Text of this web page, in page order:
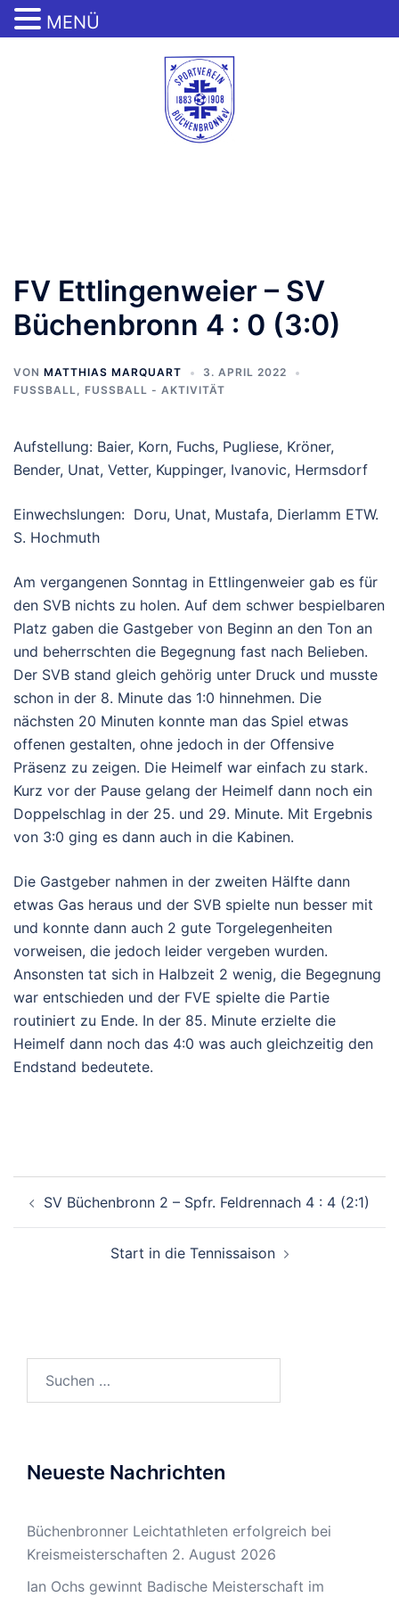
FV Ettlingenweier – SV
Büchenbronn 4 : 0 (3:0)
VON MATTHIAS MARQUART
3. APRIL 2022
FUSSBALL
, FUSSBALL - AKTIVITÄT
Aufstellung: Baier, Korn, Fuchs, Pugliese, Kröner,
Bender, Unat, Vetter, Kuppinger, Ivanovic, Hermsdorf
Einwechslungen: Doru, Unat, Mustafa, Dierlamm ETW.
S. Hochmuth
Am vergangenen Sonntag in Ettlingenweier gab es für
den SVB nichts zu holen. Auf dem schwer bespielbaren
Platz gaben die Gastgeber von Beginn an den Ton an
und beherrschten die Begegnung fast nach Belieben.
Der SVB stand gleich gehörig unter Druck und musste
schon in der 8. Minute das 1:0 hinnehmen. Die
nächsten 20 Minuten konnte man das Spiel etwas
offenen gestalten, ohne jedoch in der Offensive
Präsenz zu zeigen. Die Heimelf war einfach zu stark.
Kurz vor der Pause gelang der Heimelf dann noch ein
Doppelschlag in der 25. und 29. Minute. Mit Ergebnis
von 3:0 ging es dann auch in die Kabinen.
Die Gastgeber nahmen in der zweiten Hälfte dann
etwas Gas heraus und der SVB spielte nun besser mit
und konnte dann auch 2 gute Torgelegenheiten
vorweisen, die jedoch leider vergeben wurden.
Ansonsten tat sich in Halbzeit 2 wenig, die Begegnung
war entschieden und der FVE spielte die Partie
routiniert zu Ende. In der 85. Minute erzielte die
Heimelf dann noch das 4:0 was auch gleichzeitig den
Endstand bedeutete.
SV Büchenbronn 2 – Spfr. Feldrennach 4 : 4 (2:1)
Start in die Tennissaison
Neueste Nachrichten
Büchenbronner Leichtathleten erfolgreich bei
Kreismeisterschaften 2. August 2026
Ian Ochs gewinnt Badische Meisterschaft im
MENÜ